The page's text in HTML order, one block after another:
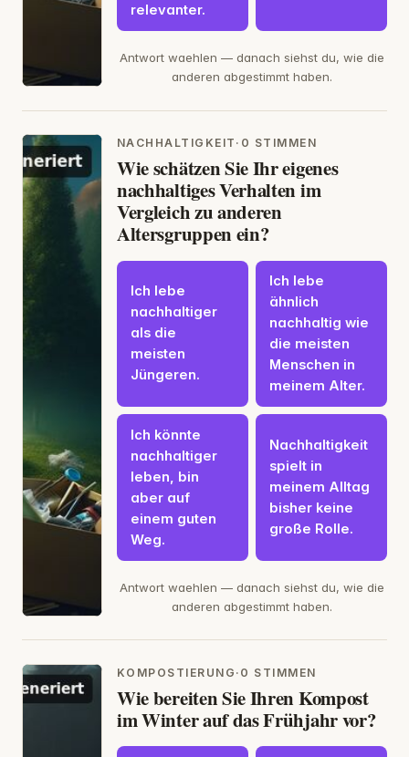
relevanter.
Antwort waehlen — danach siehst du, wie die
anderen abgestimmt haben.
NACHHALTIGKEIT · 0 STIMMEN
Wie schätzen Sie Ihr eigenes
nachhaltiges Verhalten im
Vergleich zu anderen
Altersgruppen ein?
nachhaltiger
als die
meisten
Jüngeren.
Ich lebe
ähnlich
nachhaltig wie
die meisten
Menschen in
meinem Alter.
Ich könnte
nachhaltiger
leben, bin
aber auf
einem guten
Weg.
Nachhaltigkeit
spielt in
meinem Alltag
bisher keine
große Rolle.
Antwort waehlen — danach siehst du, wie die
anderen abgestimmt haben.
KOMPOSTIERUNG · 0 STIMMEN
Wie bereiten Sie Ihren Kompost
im Winter auf das Frühjahr vor?